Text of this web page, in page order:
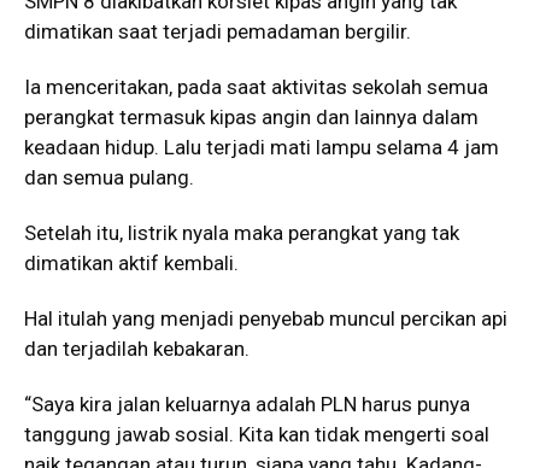
dimatikan saat terjadi pemadaman bergilir.
Ia menceritakan, pada saat aktivitas sekolah semua
perangkat termasuk kipas angin dan lainnya dalam
keadaan hidup. Lalu terjadi mati lampu selama 4 jam
dan semua pulang.
Setelah itu, listrik nyala maka perangkat yang tak
dimatikan aktif kembali.
Hal itulah yang menjadi penyebab muncul percikan api
dan terjadilah kebakaran.
“Saya kira jalan keluarnya adalah PLN harus punya
tanggung jawab sosial. Kita kan tidak mengerti soal